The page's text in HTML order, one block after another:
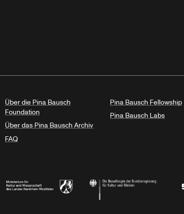
Über die Pina Bausch
Foundation
Über das Pina Bausch Archiv
FAQ
Pina Bausch Fellowship
Pina Bausch Labs